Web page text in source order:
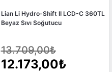
Lian Li Hydro-Shift II LCD-C 360TL
Beyaz Sıvı Soğutucu
13.709,00₺
12.173,00₺